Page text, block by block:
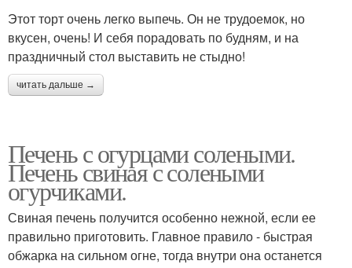
Этот торт очень легко выпечь. Он не трудоемок, но
вкусен, очень! И себя порадовать по будням, и на
праздничный стол выставить не стыдно!
читать дальше →
Печень с огурцами солеными.
Печень свиная с солеными
огурчиками.
Свиная печень получится особенно нежной, если ее
правильно приготовить. Главное правило - быстрая
обжарка на сильном огне, тогда внутри она останется